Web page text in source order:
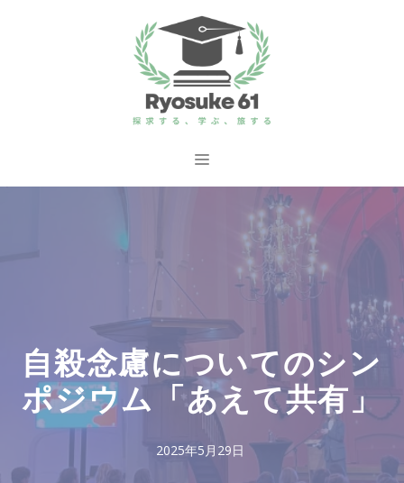
ス
メ
ー
自殺念慮についてのシン
ポジウム「あえて共有」
2025年5月29日